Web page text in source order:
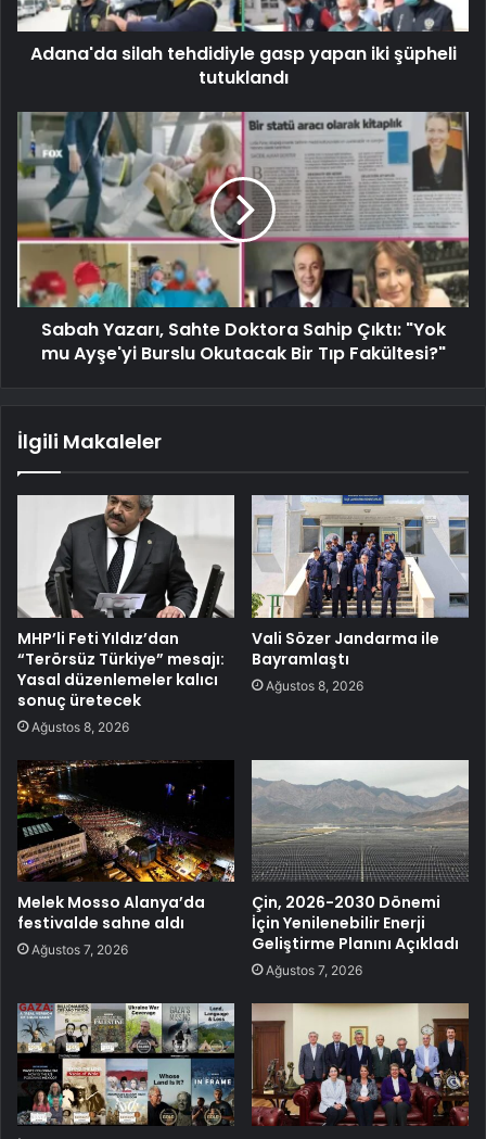
Adana'da silah tehdidiyle gasp yapan iki şüpheli
tutuklandı
Sabah Yazarı, Sahte Doktora Sahip Çıktı: "Yok
mu Ayşe'yi Burslu Okutacak Bir Tıp Fakültesi?"
İlgili Makaleler
MHP’li Feti Yıldız’dan
“Terörsüz Türkiye” mesajı:
Yasal düzenlemeler kalıcı
sonuç üretecek
Ağustos 8, 2026
Vali Sözer Jandarma ile
Bayramlaştı
Ağustos 8, 2026
Melek Mosso Alanya’da
festivalde sahne aldı
Ağustos 7, 2026
Çin, 2026-2030 Dönemi
İçin Yenilenebilir Enerji
Geliştirme Planını Açıkladı
Ağustos 7, 2026